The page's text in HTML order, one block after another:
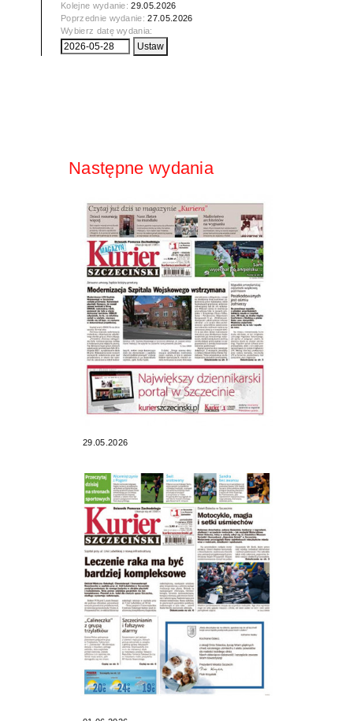
Kolejne wydanie:29.05.2026
Poprzednie wydanie:27.05.2026
Wybierz datę wydania:
Następne wydania
29.05.2026